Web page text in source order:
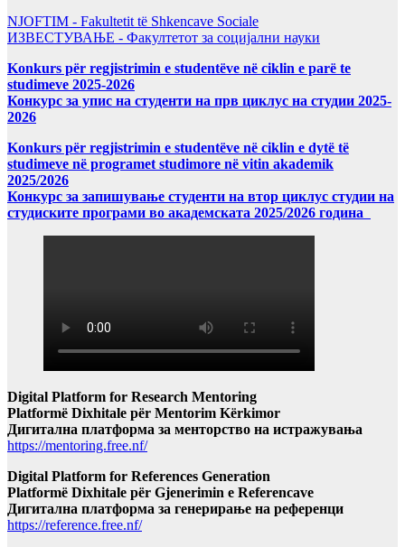
NJOFTIM - Fakultetit të Shkencave Sociale
ИЗВЕСТУВАЊЕ - Факултетот за социјални науки
Konkurs për regjistrimin e studentëve në ciklin e parë te
studimeve 2025-2026
Конкурс за упис на студенти на прв циклус на студии 2025-
2026
Konkurs për regjistrimin e studentëve në ciklin e dytë të
studimeve në programet studimore në vitin akademik
2025/2026
Конкурс за запишување студенти на втор циклус студии на
студиските програми во академската 2025/2026 година
Digital Platform for Research Mentoring
Platformë Dixhitale për Mentorim Kërkimor
Дигитална платформа за менторство на истражувања
https://mentoring.free.nf/
Digital Platform for References Generation
Platformë Dixhitale për Gjenerimin e Referencave
Дигитална платформа за генерирање на референци
https://reference.free.nf/